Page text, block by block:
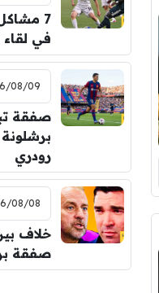
7
في لقاء
09 - 01:20
صفقة
رودري
08 - 16:24
خلاف
صفقة